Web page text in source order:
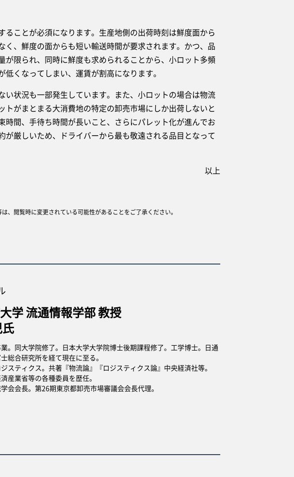
ことが必須になります。生産地側の出荷時刻は鮮度面から
、鮮度の面からも短い輸送時間が要求されます。かつ、品
が限られ、同時に鮮度も求められることから、小ロット多頻
くなってしまい、運賃が割高になります。
状況も一部発生しています。また、小ロットの場合は物流
がまとまる大消費地の特定の卸売市場にしか出荷しないと
間、手待ち時間が長いこと、さらにパレット化が進んでお
が厳しいため、ドライバーから最も敬遠される品目となって
以上
閲覧時に変更されている可能性があることをご了承ください。
学 流通情報学部 教授
。同大学院修了。日本大学大学院博士後期課程修了。工学博士。日通
総合研究所を経て現在に至る。
スティクス。共著『物流論』『ロジスティクス論』中央経済社等。
産業省等の各種委員を歴任。
会会長。第26期東京都卸売市場審議会会長代理。